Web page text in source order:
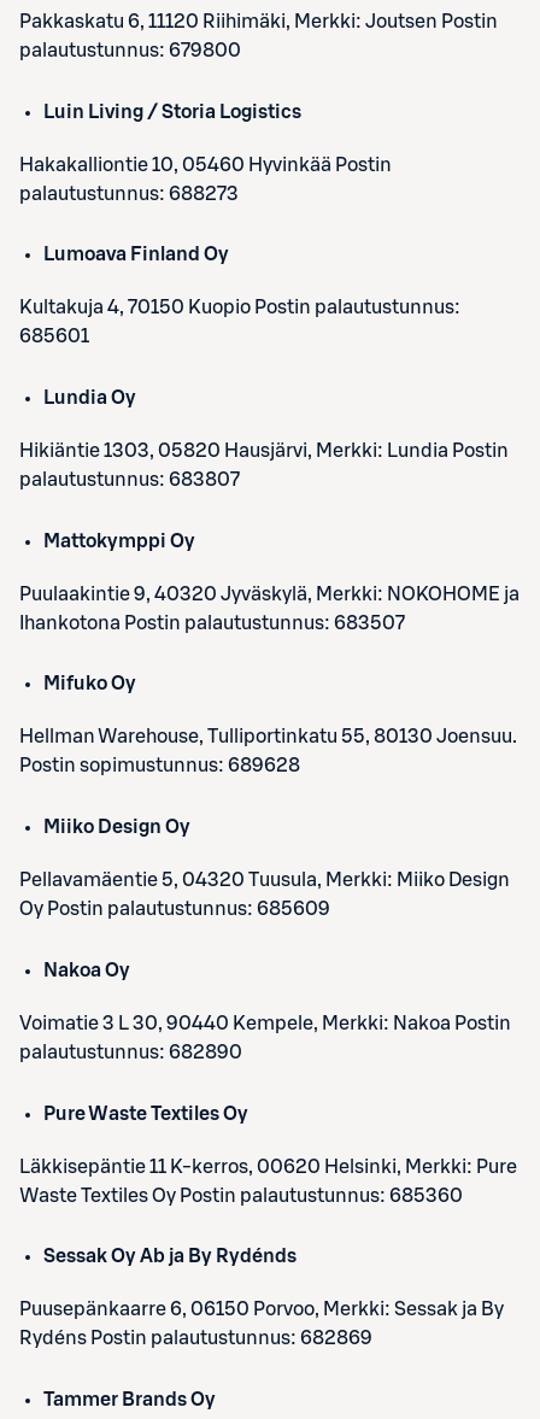
Pakkaskatu 6, 11120 Riihimäki, Merkki: Joutsen Postin
palautustunnus: 679800
Luin Living / Storia Logistics
Hakakalliontie 10, 05460 Hyvinkää Postin
palautustunnus: 688273
Lumoava Finland Oy
Kultakuja 4, 70150 Kuopio Postin palautustunnus:
685601
Lundia Oy
Hikiäntie 1303, 05820 Hausjärvi, Merkki: Lundia Postin
palautustunnus: 683807
Mattokymppi Oy
Puulaakintie 9, 40320 Jyväskylä, Merkki: NOKOHOME ja
Ihankotona Postin palautustunnus: 683507
Mifuko Oy
Hellman Warehouse, Tulliportinkatu 55, 80130 Joensuu.
Postin sopimustunnus: 689628
Miiko Design Oy
Pellavamäentie 5, 04320 Tuusula, Merkki: Miiko Design
Oy Postin palautustunnus: 685609
Nakoa Oy
Voimatie 3 L 30, 90440 Kempele, Merkki: Nakoa Postin
palautustunnus: 682890
Pure Waste Textiles Oy
Läkkisepäntie 11 K-kerros, 00620 Helsinki, Merkki: Pure
Waste Textiles Oy Postin palautustunnus: 685360
Sessak Oy Ab ja By Rydénds
Puusepänkaarre 6, 06150 Porvoo, Merkki: Sessak ja By
Rydéns Postin palautustunnus: 682869
Tammer Brands Oy